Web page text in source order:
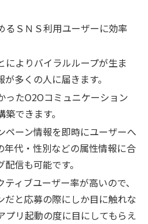
るＳＮＳ利用ユーザーに効率
によりバイラルループが生ま
多くの人に届きます。
ったO2Oコミュニケーション
できます。
ペーン情報を即時にユーザーへ
年代・性別などの属性情報に合
信も可能です。
ィブユーザー率が高いので、
だと応募の際にしか目に触れな
プリ起動の度に目にしてもらえ